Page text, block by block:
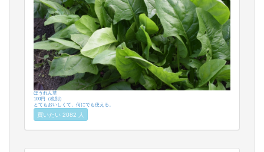
ほうれん草
100円（税別）
とてもおいしくて、何にでも使える。
買いたい 2082 人